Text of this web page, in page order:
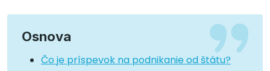
Osnova
Čo je príspevok na podnikanie od štátu?